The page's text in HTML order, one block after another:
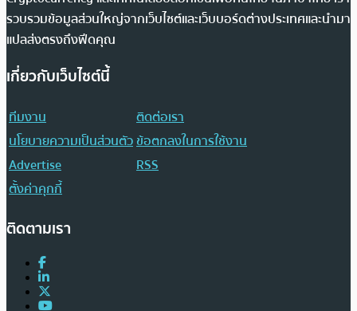
รวบรวมข้อมูลส่วนใหญ่จากเว็บไซต์และเว็บบอร์ดต่างประเทศและนำมา
แปลส่งตรงถึงฟีดคุณ
เกี่ยวกับเว็บไซต์นี้
ทีมงาน
ติดต่อเรา
นโยบายความเป็นส่วนตัวข้อตกลงในการใช้งาน
Advertise
RSS
ตั้งค่าคุกกี้
ติดตามเรา